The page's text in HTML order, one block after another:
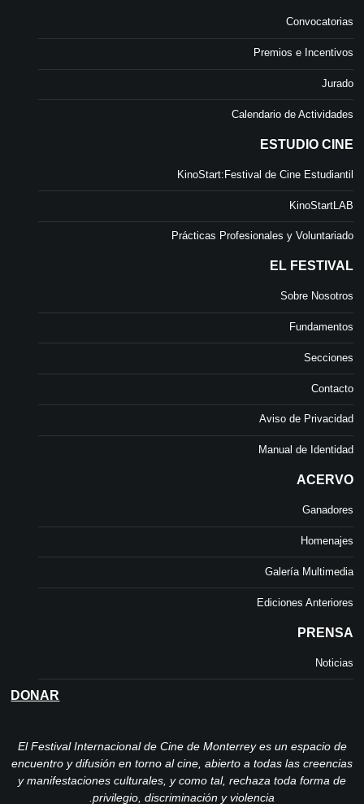
Convocatorias
Premios e Incentivos
Jurado
Calendario de Actividades
ESTUDIO CINE
KinoStart:Festival de Cine Estudiantil
KinoStartLAB
Prácticas Profesionales y Voluntariado
EL FESTIVAL
Sobre Nosotros
Fundamentos
Secciones
Contacto
Aviso de Privacidad
Manual de Identidad
ACERVO
Ganadores
Homenajes
Galería Multimedia
Ediciones Anteriores
PRENSA
Noticias
DONAR
El Festival Internacional de Cine de Monterrey es un espacio de
encuentro y difusión en torno al cine, abierto a todas las creencias
y manifestaciones culturales, y como tal, rechaza toda forma de
privilegio, discriminación y violencia.